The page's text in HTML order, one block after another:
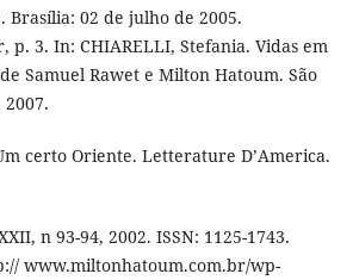
Brasília: 02 de julho de 2005.
p. 3. In: CHIARELLI, Stefania. Vidas em
Samuel Rawet e Milton Hatoum. São
certo Oriente. Letterature D’America.
n 93-94, 2002. ISSN: 1125-1743.
www.miltonhatoum.com.br/wp-